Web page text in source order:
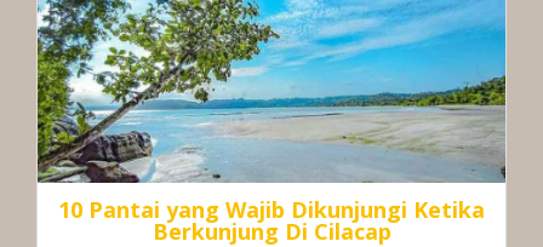
10 Pantai yang Wajib Dikunjungi Ketika
Berkunjung Di Cilacap